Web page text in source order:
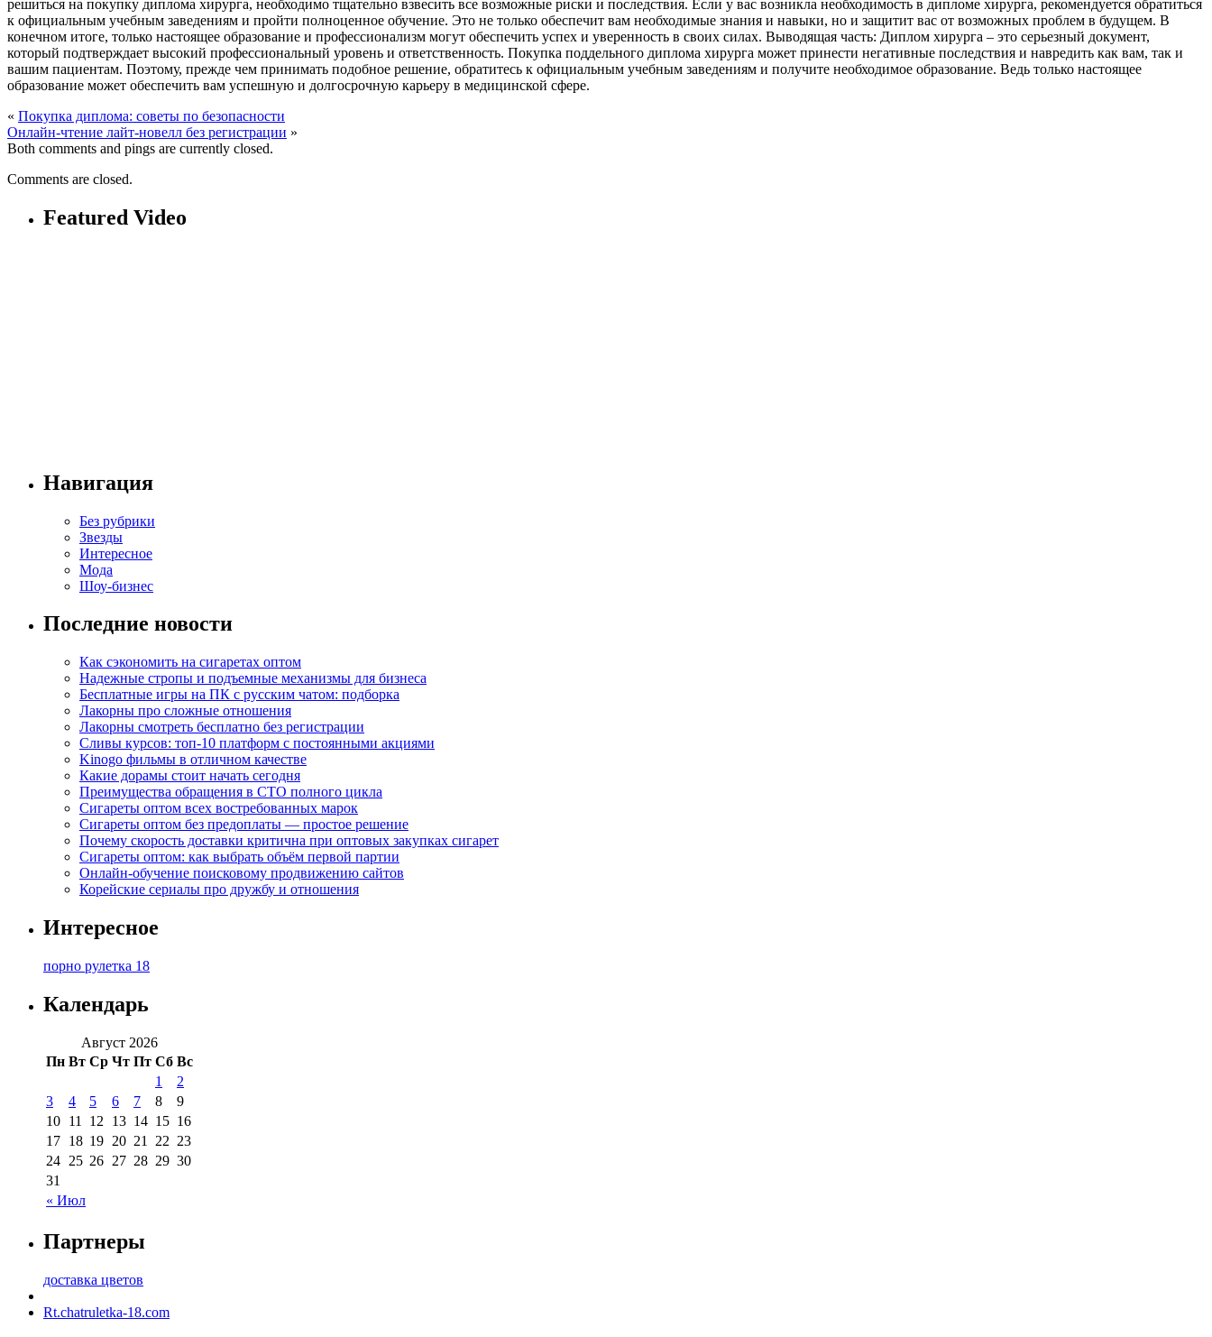
решиться на покупку диплома хирурга, необходимо тщательно взвесить все возможные риски и последствия. Если у вас возникла необходимость в дипломе хирурга, рекомендуется обратиться
к официальным учебным заведениям и пройти полноценное обучение. Это не только обеспечит вам необходимые знания и навыки, но и защитит вас от возможных проблем в будущем. В
конечном итоге, только настоящее образование и профессионализм могут обеспечить успех и уверенность в своих силах. Выводящая часть: Диплом хирурга – это серьезный документ,
который подтверждает высокий профессиональный уровень и ответственность. Покупка поддельного диплома хирурга может принести негативные последствия и навредить как вам, так и
вашим пациентам. Поэтому, прежде чем принимать подобное решение, обратитесь к официальным учебным заведениям и получите необходимое образование. Ведь только настоящее
образование может обеспечить вам успешную и долгосрочную карьеру в медицинской сфере.
« Покупка диплома: советы по безопасности
Онлайн-чтение лайт-новелл без регистрации »
Both comments and pings are currently closed.
Comments are closed.
Featured Video
Навигация
Без рубрики
Звезды
Интересное
Мода
Шоу-бизнес
Последние новости
Как сэкономить на сигаретах оптом
Надежные стропы и подъемные механизмы для бизнеса
Бесплатные игры на ПК с русским чатом: подборка
Лакорны про сложные отношения
Лакорны смотреть бесплатно без регистрации
Сливы курсов: топ-10 платформ с постоянными акциями
Kinogo фильмы в отличном качестве
Какие дорамы стоит начать сегодня
Преимущества обращения в СТО полного цикла
Сигареты оптом всех востребованных марок
Сигареты оптом без предоплаты — простое решение
Почему скорость доставки критична при оптовых закупках сигарет
Сигареты оптом: как выбрать объём первой партии
Онлайн-обучение поисковому продвижению сайтов
Корейские сериалы про дружбу и отношения
Интересное
порно рулетка 18
Календарь
Август 2026
Пн Вт Ср Чт Пт Сб Вс
« Июл
1
2
3
4 5 6 7 8
9
10 11 12 13 14 15 16
17 18 19 20 21 22 23
24 25 26 27 28 29 30
31
Партнеры
доставка цветов
Rt.chatruletka-18.com